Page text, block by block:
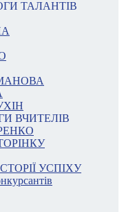
ТАЛАНТІВ
ВЧИТЕЛІВ
УСПІХУ